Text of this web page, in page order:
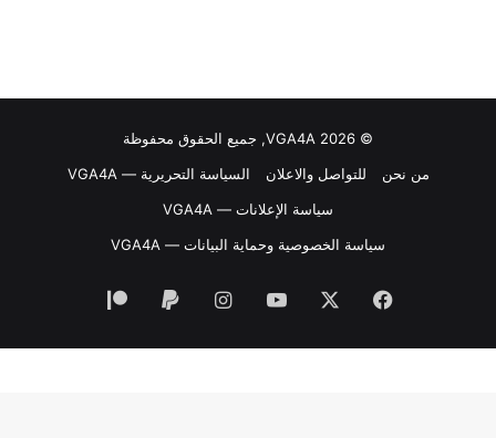
© VGA4A 2026, جميع الحقوق محفوظة
من نحن
للتواصل والاعلان
السياسة التحريرية — VGA4A
سياسة الإعلانات — VGA4A
سياسة الخصوصية وحماية البيانات — VGA4A
فيسبوك ‫YouTubeانستقرام
‏Paypal
‫Patreon